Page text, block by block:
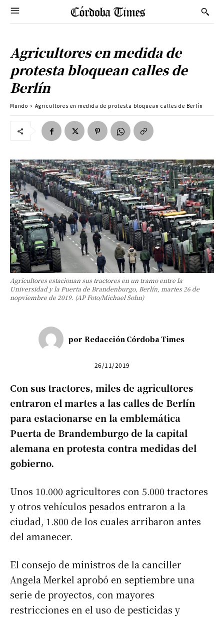
Agricultores en medida de
protesta bloquean calles de
Berlín
Mundo Agricultores en medida de protesta bloquean calles de Berlín
Agricultores estacionan sus tractores en un tramo entre la
Universidad y la Puerta de Brandenburgo, Berlín, martes 26 de
nopviembre de 2019. (AP Foto/Michael Sohn)
por Redacción Córdoba Times
26/11/2019
Con sus tractores, miles de agricultores
entraron el martes a las calles de Berlín
para estacionarse en la emblemática
Puerta de Brandemburgo de la capital
alemana en protesta contra medidas del
gobierno.
Unos 10.000 agricultores con 5.000 tractores
y otros vehículos pesados entraron a la
ciudad, 1.800 de los cuales arribaron antes
del amanecer.
El consejo de ministros de la canciller
Angela Merkel aprobó en septiembre una
serie de proyectos, con mayores
restricciones en el uso de pesticidas y